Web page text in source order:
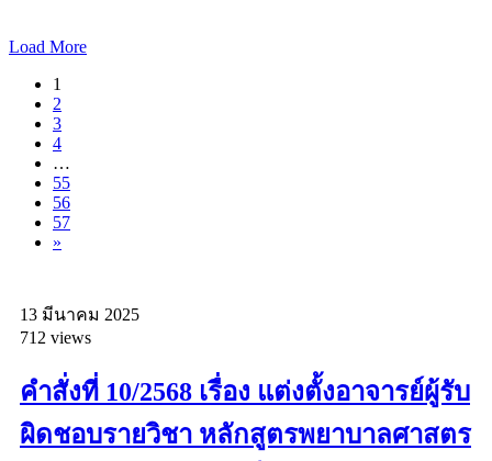
Load More
1
2
3
4
…
55
56
57
»
13 มีนาคม 2025
712 views
คำสั่งที่ 10/2568 เรื่อง แต่งตั้งอาจารย์ผู้รับ
ผิดชอบรายวิชา หลักสูตรพยาบาลศาสตร